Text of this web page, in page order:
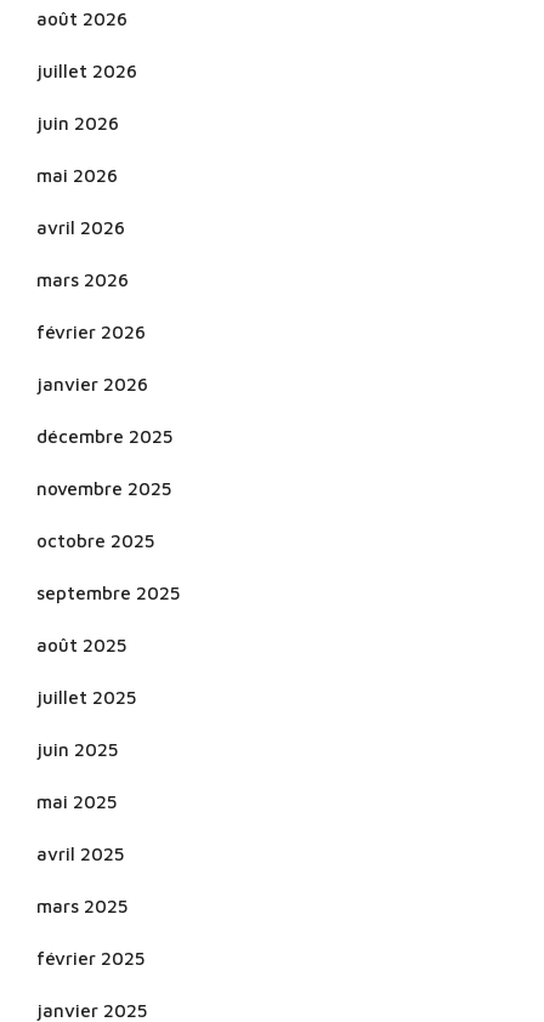
août 2026
juillet 2026
juin 2026
mai 2026
avril 2026
mars 2026
février 2026
janvier 2026
décembre 2025
novembre 2025
octobre 2025
septembre 2025
août 2025
juillet 2025
juin 2025
mai 2025
avril 2025
mars 2025
février 2025
janvier 2025